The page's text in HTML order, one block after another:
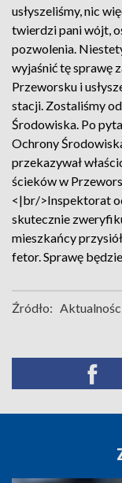
usłyszeliśmy, nic
twierdzi pani wójt,
pozwolenia.
wyjaśnić tę sprawę
Przeworsku i
stacji. Zostaliśmy
Środowiska. Po
Ochrony
przekazywał
ścieków w
<|br/>Inspektorat
skutecznie
mieszkańcy
fetor. Sprawę
Źródło: